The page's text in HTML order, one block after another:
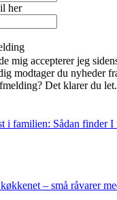
her
mig accepterer jeg
modtager du nyheder
Det klarer du let.
i familien: Sådan finder
– små råvarer